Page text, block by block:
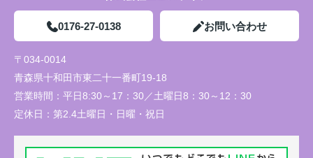
0176-27-0138 お問い合わせ
〒034-0014
青森県十和田市東二十一番町19-18
営業時間： 平日8:30～17：30／土曜日8：30～12：30
定休日： 第2.4土曜日・日曜・祝日